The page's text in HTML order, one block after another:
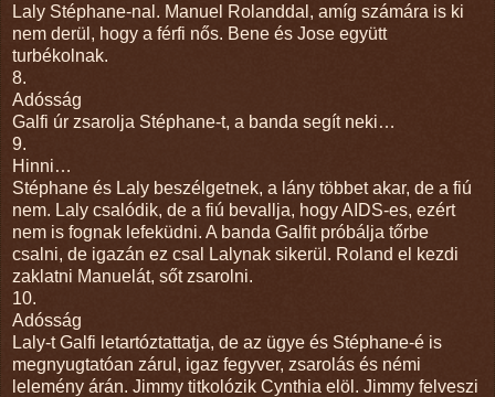
Laly Stéphane-nal. Manuel Rolanddal, amíg számára is ki
nem derül, hogy a férfi nős. Bene és Jose együtt
turbékolnak.
8.
Adósság
Galfi úr zsarolja Stéphane-t, a banda segít neki…
9.
Hinni…
Stéphane és Laly beszélgetnek, a lány többet akar, de a fiú
nem. Laly csalódik, de a fiú bevallja, hogy AIDS-es, ezért
nem is fognak lefeküdni. A banda Galfit próbálja tőrbe
csalni, de igazán ez csal Lalynak sikerül. Roland el kezdi
zaklatni Manuelát, sőt zsarolni.
10.
Adósság
Laly-t Galfi letartóztattatja, de az ügye és Stéphane-é is
megnyugtatóan zárul, igaz fegyver, zsarolás és némi
lelemény árán. Jimmy titkolózik Cynthia elöl. Jimmy felveszi